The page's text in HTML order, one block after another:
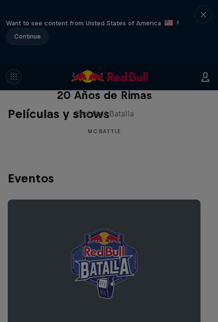
Want to see content from United States of America
?
Continue
Películas y shows
Red Bull Batalla Nueva Historia:
20 Años de Rimas
Red Bull Batalla
MC BATTLE
Eventos